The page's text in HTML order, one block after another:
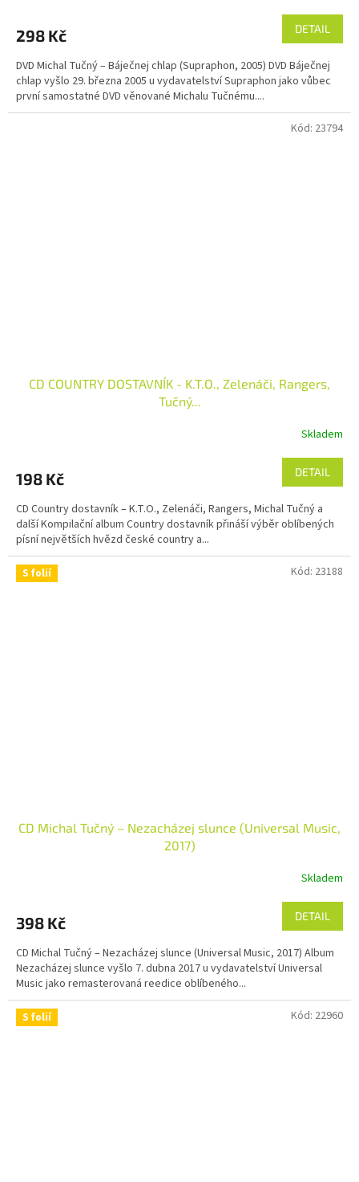
298 Kč DETAIL
DVD Michal Tučný – Báječnej chlap (Supraphon, 2005) DVD Báječnej
chlap vyšlo 29. března 2005 u vydavatelství Supraphon jako vůbec
první samostatné DVD věnované Michalu Tučnému....
CD COUNTRY DOSTAVNÍK - K.T.O., Zelenáči, Rangers,
Tučný...
Skladem
198 Kč DETAIL
CD Country dostavník – K.T.O., Zelenáči, Rangers, Michal Tučný a
další Kompilační album Country dostavník přináší výběr oblíbených
písní největších hvězd české country a...
Kód: 23794
S folií
CD Michal Tučný – Nezacházej slunce (Universal Music,
2017)
Skladem
398 Kč DETAIL
CD Michal Tučný – Nezacházej slunce (Universal Music, 2017) Album
Nezacházej slunce vyšlo 7. dubna 2017 u vydavatelství Universal
Music jako remasterovaná reedice oblíbeného...
Kód: 23188
S folií Kód: 22960